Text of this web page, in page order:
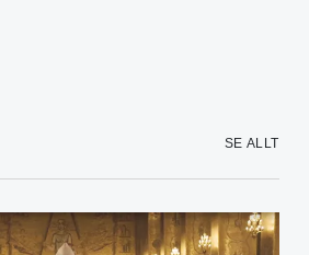
SE ALLT